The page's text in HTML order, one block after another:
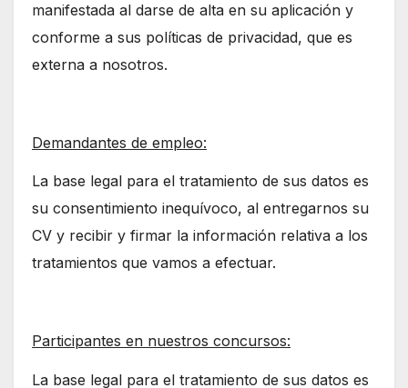
manifestada al darse de alta en su aplicación y
conforme a sus políticas de privacidad, que es
externa a nosotros.
Demandantes de empleo:
La base legal para el tratamiento de sus datos es
su consentimiento inequívoco, al entregarnos su
CV y recibir y firmar la información relativa a los
tratamientos que vamos a efectuar.
Participantes en nuestros concursos:
La base legal para el tratamiento de sus datos es